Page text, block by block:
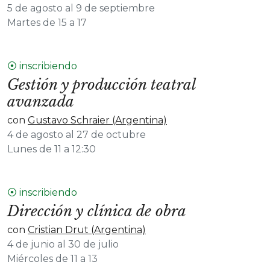
5 de agosto al 9 de septiembre
Martes de 15 a 17
⦿ inscribiendo
Gestión y producción teatral
avanzada
con Gustavo Schraier (Argentina)
4 de agosto al 27 de octubre
Lunes de 11 a 12:30
⦿ inscribiendo
Dirección y clínica de obra
con Cristian Drut (Argentina)
4 de junio al 30 de julio
Miércoles de 11 a 13